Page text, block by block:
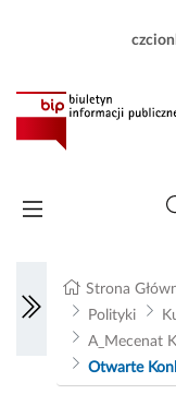
Strona
Polityki
A_Mecenat
Otwarte